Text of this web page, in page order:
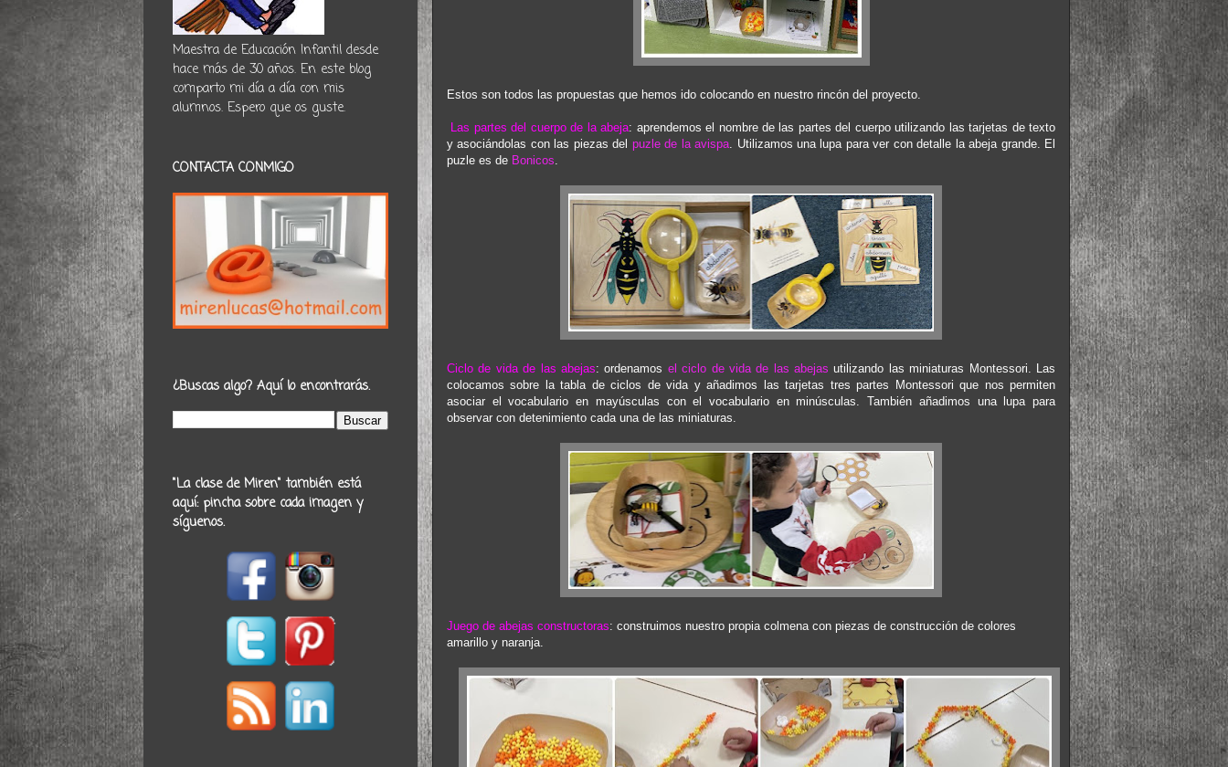
Estos son todos las propuestas que hemos ido colocando en nuestro rincón del proyecto.
Las partes del cuerpo de la abeja: aprendemos el nombre de las partes del cuerpo utilizando las tarjetas de texto
y asociándolas con las piezas del puzle de la avispa . Utilizamos una lupa para ver con detalle la abeja grande. El
puzle es de Bonicos
Ciclo de vida de las abejas: ordenamos el ciclo de vida de las abejas utilizando las miniaturas Montessori. Las
colocamos sobre la tabla de ciclos de vida y añadimos las tarjetas tres partes Montessori que nos permiten
asociar el vocabulario en mayúsculas con el vocabulario en minúsculas. También añadimos una lupa para
observar con detenimiento cada una de las miniaturas.
Juego de abejas constructoras: construimos nuestro propia colmena con piezas de construcción de colores
amarillo y naranja.
Maestra de Educación Infantil desde
hace más de 30 años. En este blog
comparto mi día a día con mis
alumnos. Espero que os guste.
CONTACTA CONMIGO
¿Buscas algo? Aquí lo encontrarás.
"La clase de Miren" también está
aquí: pincha sobre cada imagen y
síguenos.